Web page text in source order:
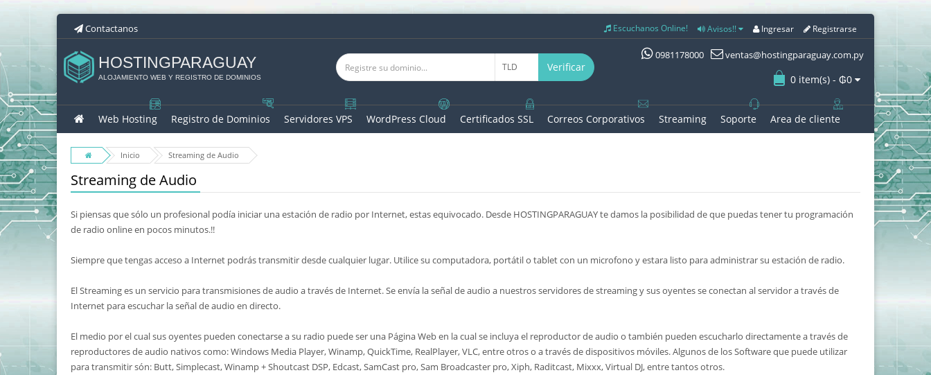
PLAY STOP CERRAR
Contactanos Ingresar Registrarse
Escuchanos Online! Avisos!!
HOSTINGPARAGUAY
ALOJAMIENTO WEB Y REGISTRO DE DOMINIOS
Verificar
0981178000 ventas@hostingparaguay.com.py
0 item(s) - ₲0
Web Hosting Registro de Dominios Servidores VPS WordPress Cloud Certificados SSL Correos Corporativos Streaming Soporte Area de cliente
Inicio Streaming de Audio
Streaming de Audio
Si piensas que sólo un profesional podía iniciar una estación de radio por Internet, estas equivocado. Desde HOSTINGPARAGUAY te damos la posibilidad de que puedas tener tu programación
de radio online en pocos minutos.!!
Siempre que tengas acceso a Internet podrás transmitir desde cualquier lugar. Utilice su computadora, portátil o tablet con un microfono y estara listo para administrar su estación de radio.
El Streaming es un servicio para transmisiones de audio a través de Internet. Se envía la señal de audio a nuestros servidores de streaming y sus oyentes se conectan al servidor a través de
Internet para escuchar la señal de audio en directo.
El medio por el cual sus oyentes pueden conectarse a su radio puede ser una Página Web en la cual se incluya el reproductor de audio o también pueden escucharlo directamente a través de
reproductores de audio nativos como: Windows Media Player, Winamp, QuickTime, RealPlayer, VLC, entre otros o a través de dispositivos móviles. Algunos de los Software que puede utilizar
para transmitir són: Butt, Simplecast, Winamp + Shoutcast DSP, Edcast, SamCast pro, Sam Broadcaster pro, Xiph, Raditcast, Mixxx, Virtual DJ, entre tantos otros.